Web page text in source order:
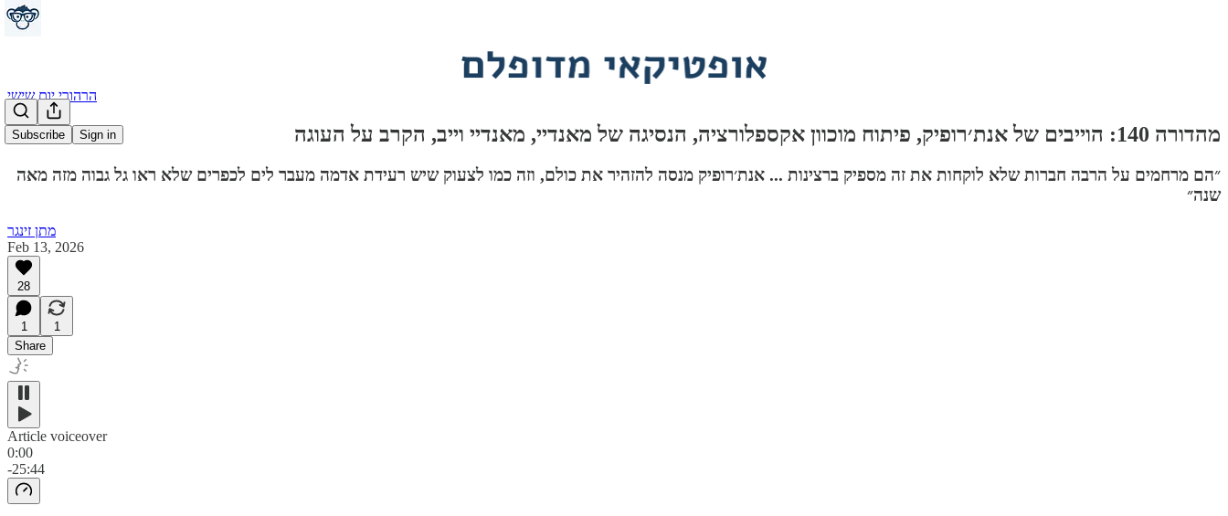
Subscribe Sign in
הרהורי יום שישי
מהדורה 140: הוייבים של אנת׳רופיק, פיתוח מוכוון אקספלורציה, הנסיגה של מאנדיי, מאנדיי וייב, הקרב על העוגה
״הם מרחמים על הרבה חברות שלא לוקחות את זה מספיק ברצינות ... אנת׳רופיק מנסה להזהיר את כולם, וזה כמו לצעוק שיש רעידת אדמה מעבר לים לכפרים שלא ראו גל גבוה מזה מאה
שנה״
מתן זינגר
Feb 13, 2026
28
1
1
Share
Article voiceover
0:00
-25:44